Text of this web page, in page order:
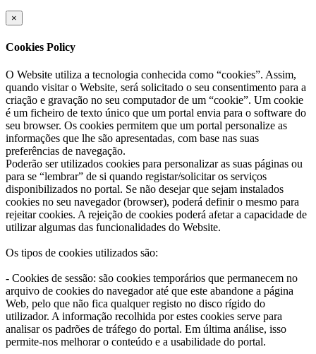
×
Cookies Policy
O Website utiliza a tecnologia conhecida como “cookies”. Assim,
quando visitar o Website, será solicitado o seu consentimento para a
criação e gravação no seu computador de um “cookie”. Um cookie
é um ficheiro de texto único que um portal envia para o software do
seu browser. Os cookies permitem que um portal personalize as
informações que lhe são apresentadas, com base nas suas
preferências de navegação.
Poderão ser utilizados cookies para personalizar as suas páginas ou
para se “lembrar” de si quando registar/solicitar os serviços
disponibilizados no portal. Se não desejar que sejam instalados
cookies no seu navegador (browser), poderá definir o mesmo para
rejeitar cookies. A rejeição de cookies poderá afetar a capacidade de
utilizar algumas das funcionalidades do Website.
Os tipos de cookies utilizados são:
- Cookies de sessão: são cookies temporários que permanecem no
arquivo de cookies do navegador até que este abandone a página
Web, pelo que não fica qualquer registo no disco rígido do
utilizador. A informação recolhida por estes cookies serve para
analisar os padrões de tráfego do portal. Em última análise, isso
permite-nos melhorar o conteúdo e a usabilidade do portal.